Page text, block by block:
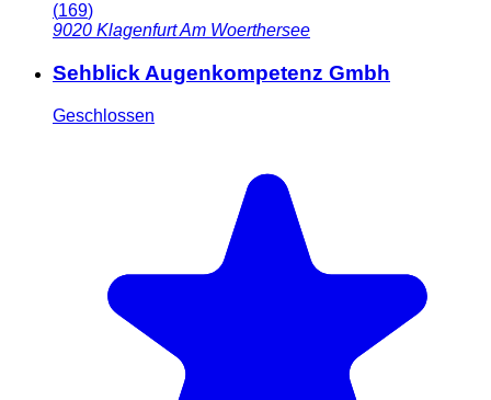
(169)
9020 Klagenfurt Am Woerthersee
Sehblick Augenkompetenz Gmbh
Geschlossen